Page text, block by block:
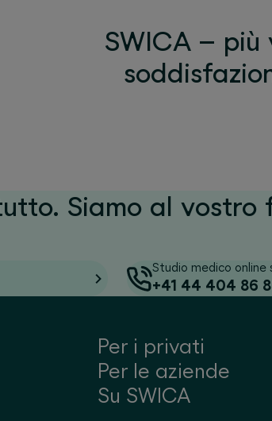
SWICA – più
Siamo al vostro
Studio medico online
+41 44 404 86
Per i privati
Per le aziende
Su SWICA